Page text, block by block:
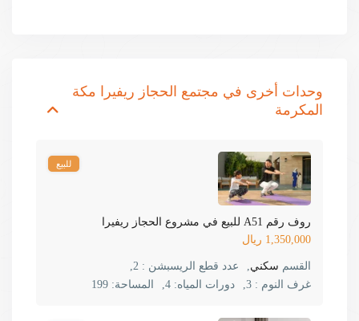
وحدات أخرى في مجتمع الحجاز ريفيرا مكة
المكرمة
للبيع
روف رقم A51 للبيع في مشروع الحجاز ريفيرا
1,350,000 ريال
القسم سكني عدد قطع الريسبشن : 2,
غرف النوم : 3, دورات المياه:4, المساحة:199